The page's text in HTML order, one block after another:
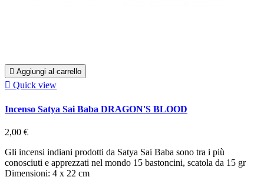
 Aggiungi al carrello
 Quick view
Incenso Satya Sai Baba DRAGON'S BLOOD
2,00 €
Gli incensi indiani prodotti da Satya Sai Baba sono tra i più
conosciuti e apprezzati nel mondo 15 bastoncini, scatola da 15 gr
Dimensioni: 4 x 22 cm